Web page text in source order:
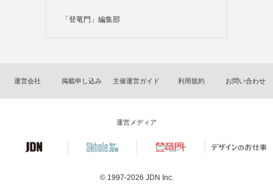
「登竜門」編集部
運営会社 掲載申し込み 主催運営ガイド 利用規約 お問い合わせ
運営メディア
© 1997-2026 JDN Inc.